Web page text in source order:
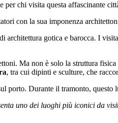
chi visita questa affascinante
con la sua imponenza
architettura gotica e barocca. I
Ma non è solo la struttura
, tra cui dipinti e sculture, che
Durante il tramonto,
uno dei luoghi più iconici da